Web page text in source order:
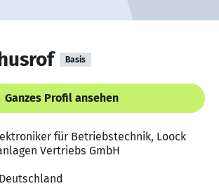
Basis
Ganzes Profil ansehen
für Betriebstechnik, Loock
Vertriebs GmbH